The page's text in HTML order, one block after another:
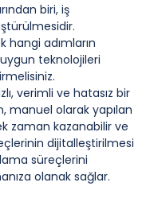
biri, iş
hangi adımların
teknolojileri
verimli ve hatasız bir
manuel olarak yapılan
zaman kazanabilir ve
dijitalleştirilmesi
süreçlerini
olanak sağlar.